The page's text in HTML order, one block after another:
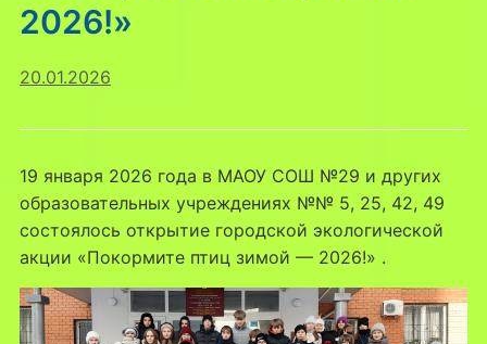
2026!»
20.01.2026
19 января 2026 года в МАОУ СОШ №29 и других
образовательных учреждениях №№ 5, 25, 42, 49
состоялось открытие городской экологической
акции «Покормите птиц зимой — 2026!» .